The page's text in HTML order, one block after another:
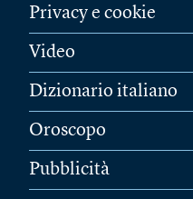
Privacy e cookie
Video
Dizionario italiano
Oroscopo
Pubblicità